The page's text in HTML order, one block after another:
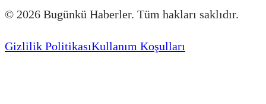
© 2026 Bugünkü Haberler. Tüm hakları saklıdır.
Gizlilik PolitikasıKullanım Koşulları